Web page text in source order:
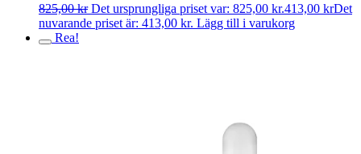
825,00kr Det ursprungliga priset var: 825,00 kr.413,00 krDet
nuvarande priset är: 413,00 kr. Lägg till i varukorg
Rea!